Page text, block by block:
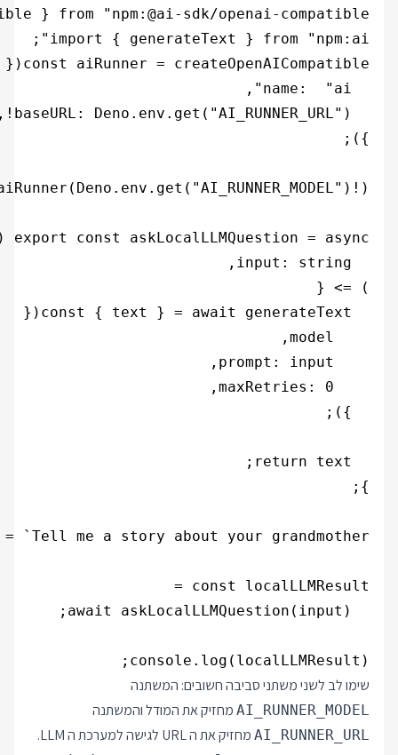
console.log(localLLMResult);
שימו לב לשני משתני סביבה חשובים: המשתנה
AI_RUNNER_MODEL מחזיק את המודל והמשתנה
AI_RUNNER_URL
מחזיק את ה URL לגישה למערכת ה LLM.